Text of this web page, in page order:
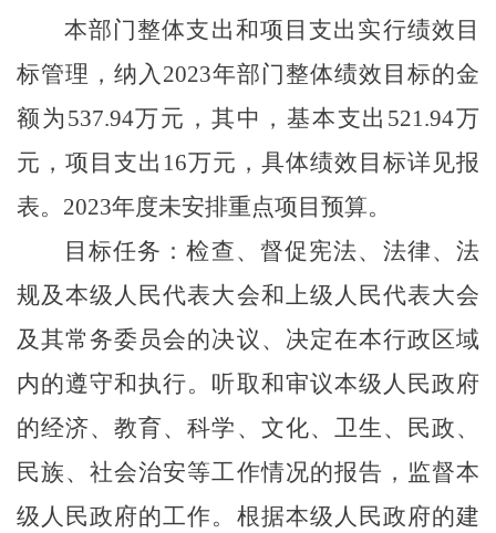
本部门整体支出和项目支出实行绩效目
标管理，纳入2023年部门整体绩效目标的金
额为537.94万元，其中，基本支出521.94万
元，项目支出16万元，具体绩效目标详见报
表。2023年度未安排重点项目预算。
目标任务：检查、督促宪法、法律、法
规及本级人民代表大会和上级人民代表大会
及其常务委员会的决议、决定在本行政区域
内的遵守和执行。听取和审议本级人民政府
的经济、教育、科学、文化、卫生、民政、
民族、社会治安等工作情况的报告，监督本
级人民政府的工作。根据本级人民政府的建